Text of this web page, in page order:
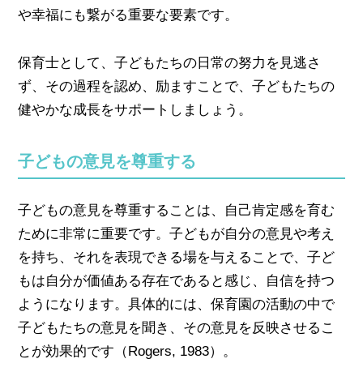
や幸福にも繋がる重要な要素です。
保育士として、子どもたちの日常の努力を見逃さ
ず、その過程を認め、励ますことで、子どもたちの
健やかな成長をサポートしましょう。
子どもの意見を尊重する
子どもの意見を尊重することは、自己肯定感を育む
ために非常に重要です。子どもが自分の意見や考え
を持ち、それを表現できる場を与えることで、子ど
もは自分が価値ある存在であると感じ、自信を持つ
ようになります。具体的には、保育園の活動の中で
子どもたちの意見を聞き、その意見を反映させるこ
とが効果的です（Rogers, 1983）。